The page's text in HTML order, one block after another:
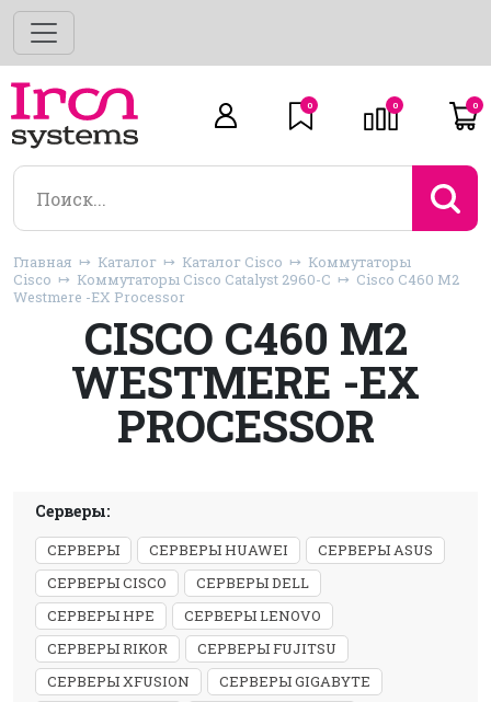
0 0 0
Главная Каталог Каталог Cisco
Коммутаторы
Cisco
Коммутаторы Cisco Catalyst 2960-C
Cisco C460 M2
Westmere -EX Processor
CISCO C460 M2
WESTMERE -EX
PROCESSOR
Серверы:
СЕРВЕРЫ СЕРВЕРЫ HUAWEI
СЕРВЕРЫ ASUS
СЕРВЕРЫ CISCO
СЕРВЕРЫ DELL
СЕРВЕРЫ HPE
СЕРВЕРЫ LENOVO
СЕРВЕРЫ RIKOR
СЕРВЕРЫ FUJITSU
СЕРВЕРЫ XFUSION
СЕРВЕРЫ GIGABYTE